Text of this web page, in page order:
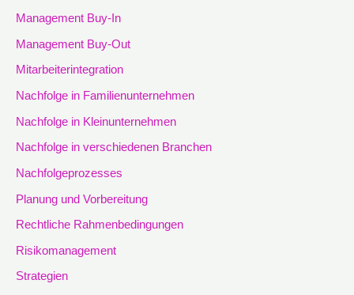
Management Buy-In
Management Buy-Out
Mitarbeiterintegration
Nachfolge in Familienunternehmen
Nachfolge in Kleinunternehmen
Nachfolge in verschiedenen Branchen
Nachfolgeprozesses
Planung und Vorbereitung
Rechtliche Rahmenbedingungen
Risikomanagement
Strategien